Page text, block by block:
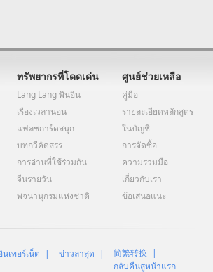
ทรัพยากรที่โดดเด่น
Lang Lang พินอิน
เรื่องเวลานอน
แฟลชการ์ดสนุก
บทกวีคัดสรร
การอ่านที่ใช้ร่วมกัน
จีนรายวัน
พจนานุกรมแห่งชาติ
ศูนย์ช่วยเหลือ
คู่มือ
รายละเอียดหลักสูตร
ในบัญชี
การจัดซื้อ
ความร่วมมือ
เกี่ยวกับเรา
ข้อเสนอแนะ
เทอร์เน็ต | ข่าวล่าสุด | 简繁转换
|
กลับคืนสู่หน้าแรก